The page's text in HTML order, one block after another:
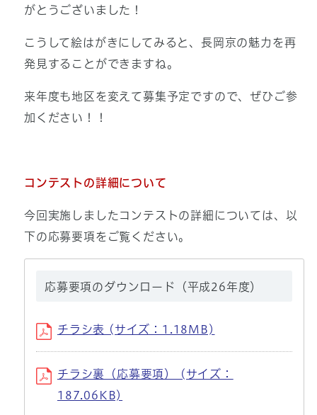
がとうございました！
こうして絵はがきにしてみると、長岡京の魅力を再
発見することができますね。
来年度も地区を変えて募集予定ですので、ぜひご参
加ください！！
コンテストの詳細について
今回実施しましたコンテストの詳細については、以
下の応募要項をご覧ください。
応募要項のダウンロード（平成26年度）
チラシ表 (サイズ：1.18MB)
チラシ裏（応募要項） (サイズ：
187.06KB)